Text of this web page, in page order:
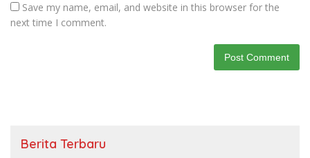
Save my name, email, and website in this browser for the
next time I comment.
Berita Terbaru